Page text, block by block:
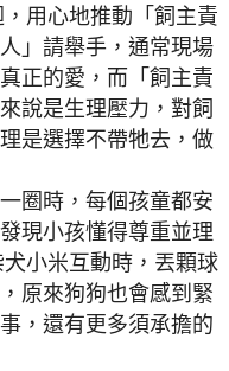
用心地推動「飼主責
」請舉手，通常現場
正的愛，而「飼主責
說是生理壓力，對飼
是選擇不帶牠去，做
圈時，每個孩童都安
現小孩懂得尊重並理
小米互動時，丟顆球
原來狗狗也會感到緊
，還有更多須承擔的